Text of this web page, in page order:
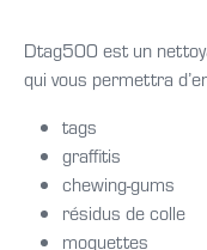
Dtag500 est un
qui vous permettra
tags
graffitis
chewing-gums
résidus de colle
moquettes